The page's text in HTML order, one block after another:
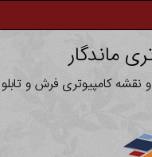
ماندگار
نقشه کامپیوتری فرش و تابلو